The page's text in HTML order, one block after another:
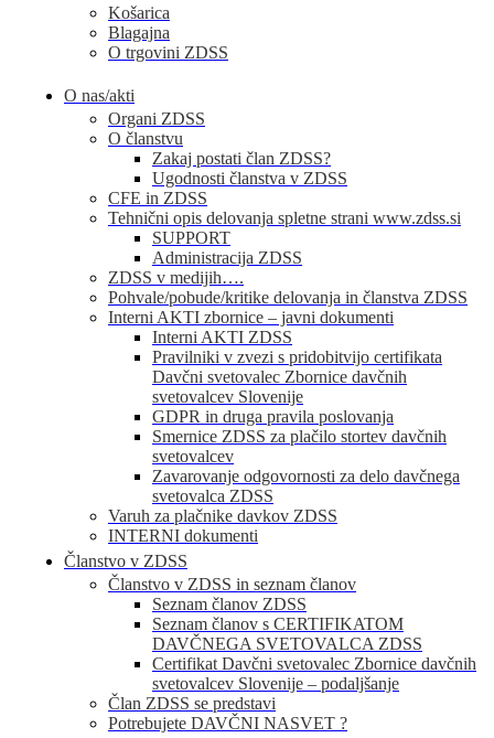
Košarica
Blagajna
O trgovini ZDSS
O nas/akti
Organi ZDSS
O članstvu
Zakaj postati član ZDSS?
Ugodnosti članstva v ZDSS
CFE in ZDSS
Tehnični opis delovanja spletne strani www.zdss.si
SUPPORT
Administracija ZDSS
ZDSS v medijih….
Pohvale/pobude/kritike delovanja in članstva ZDSS
Interni AKTI zbornice – javni dokumenti
Interni AKTI ZDSS
Pravilniki v zvezi s pridobitvijo certifikata
Davčni svetovalec Zbornice davčnih
svetovalcev Slovenije
GDPR in druga pravila poslovanja
Smernice ZDSS za plačilo stortev davčnih
svetovalcev
Zavarovanje odgovornosti za delo davčnega
svetovalca ZDSS
Varuh za plačnike davkov ZDSS
INTERNI dokumenti
Članstvo v ZDSS
Članstvo v ZDSS in seznam članov
Seznam članov ZDSS
Seznam članov s CERTIFIKATOM
DAVČNEGA SVETOVALCA ZDSS
Certifikat Davčni svetovalec Zbornice davčnih
svetovalcev Slovenije – podaljšanje
Član ZDSS se predstavi
Potrebujete DAVČNI NASVET ?